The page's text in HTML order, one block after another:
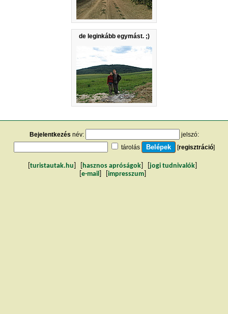
de leginkább egymást. ;)
Bejelentkezés név:
jelszó:
tárolás
[regisztráció]
turistautak.hu hasznos apróságok jogi tudnivalók
e-mail impresszum]